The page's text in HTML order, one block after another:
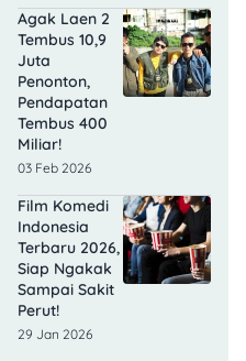
Agak Laen 2
Tembus 10,9
Juta
Penonton,
Pendapatan
Tembus 400
Miliar!
03 Feb 2026
Film Komedi
Indonesia
Terbaru 2026,
Siap Ngakak
Sampai Sakit
Perut!
29 Jan 2026